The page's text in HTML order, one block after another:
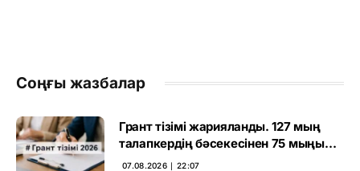
Соңғы жазбалар
Грант тізімі жарияланды. 127 мың
талапкердің бәсекесінен 75 мыңы
өтті
07.08.2026 ∣ 22:07